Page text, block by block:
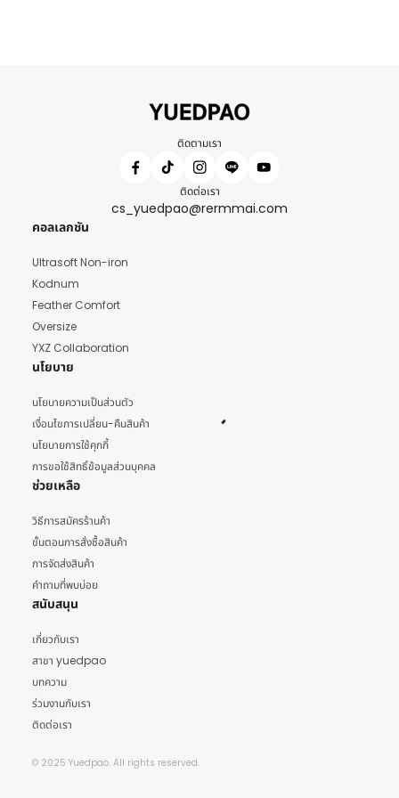
ติดตามเรา
ติดต่อเรา
cs_yuedpao@rermmai.com
คอลเลกชัน
Ultrasoft Non-iron
Kodnum
Feather Comfort
Oversize
YXZ Collaboration
นโยบาย
นโยบายความเป็นส่วนตัว
เงื่อนไขการเปลี่ยน-คืนสินค้า
นโยบายการใช้คุกกี้
การขอใช้สิทธิ์ข้อมูลส่วนบุคคล
ช่วยเหลือ
วิธีการสมัครร้านค้า
ขั้นตอนการสั่งซื้อสินค้า
การจัดส่งสินค้า
คำถามที่พบบ่อย
สนับสนุน
เกี่ยวกับเรา
สาขา yuedpao
บทความ
ร่วมงานกับเรา
ติดต่อเรา
© 2025 Yuedpao. All rights reserved.